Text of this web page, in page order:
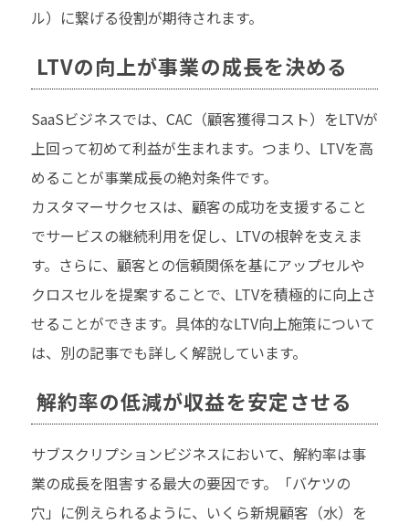
ル）に繋げる役割が期待されます。
LTVの向上が事業の成長を決める
SaaSビジネスでは、CAC（顧客獲得コスト）をLTVが
上回って初めて利益が生まれます。つまり、LTVを高
めることが事業成長の絶対条件です。
カスタマーサクセスは、顧客の成功を支援すること
でサービスの継続利用を促し、LTVの根幹を支えま
す。さらに、顧客との信頼関係を基にアップセルや
クロスセルを提案することで、LTVを積極的に向上さ
せることができます。具体的なLTV向上施策について
は、別の記事でも詳しく解説しています。
解約率の低減が収益を安定させる
サブスクリプションビジネスにおいて、解約率は事
業の成長を阻害する最大の要因です。「バケツの
穴」に例えられるように、いくら新規顧客（水）を